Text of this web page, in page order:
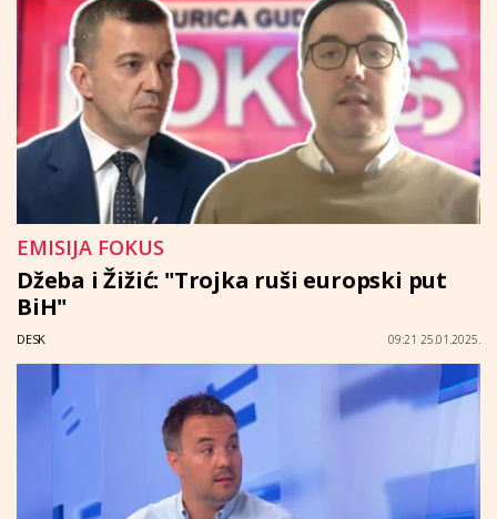
EMISIJA FOKUS
Džeba i Žižić: "Trojka ruši europski put
BiH"
DESK 09:21 25.01.2025.